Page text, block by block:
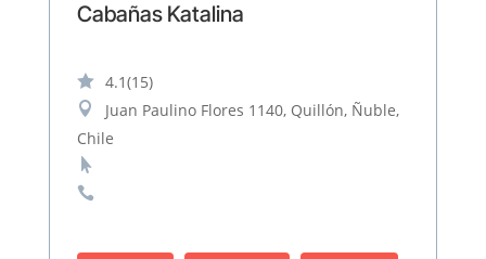
Cabañas Katalina
 4.1(15)

Juan Paulino Flores 1140, Quillón, Ñuble,
Chile

